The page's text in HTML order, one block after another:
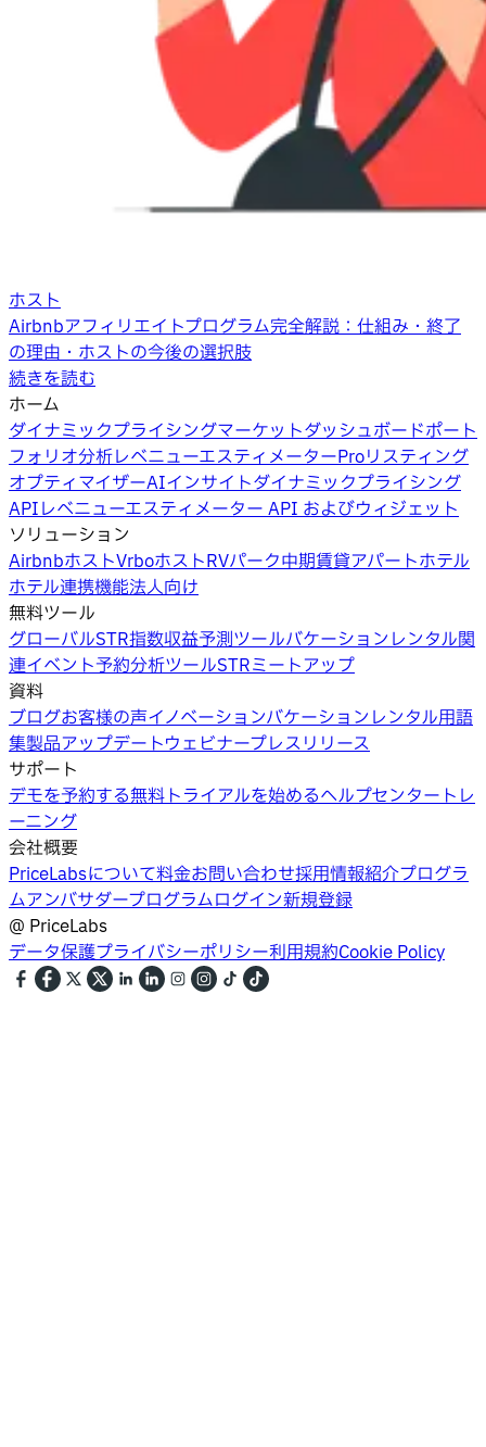
ホスト
Airbnbアフィリエイトプログラム完全解説：仕組み・終了
の理由・ホストの今後の選択肢
続きを読む
ホーム
ダイナミックプライシングマーケットダッシュボードポート
フォリオ分析レベニューエスティメーターProリスティング
オプティマイザーAIインサイトダイナミックプライシング
APIレベニューエスティメーター API およびウィジェット
ソリューション
AirbnbホストVrboホストRVパーク中期賃貸アパートホテル
ホテル連携機能法人向け
無料ツール
グローバルSTR指数収益予測ツールバケーションレンタル関
連イベント予約分析ツールSTRミートアップ
資料
ブログお客様の声イノベーションバケーションレンタル用語
集製品アップデートウェビナープレスリリース
サポート
デモを予約する無料トライアルを始めるヘルプセンタートレ
ーニング
会社概要
PriceLabsについて料金お問い合わせ採用情報紹介プログラ
ムアンバサダープログラムログイン新規登録
@ PriceLabs
データ保護プライバシーポリシー利用規約Cookie Policy